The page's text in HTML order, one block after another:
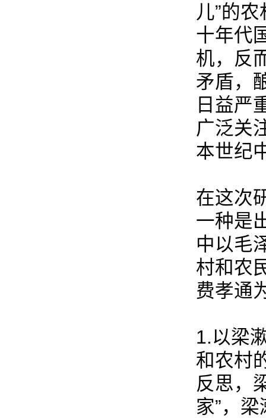
儿”的
十年代
机，反
矛盾，
日益严
广泛关
本世纪
在这次
一种是
中以毛
村和农
费孝通
1.以梁
和农村
反思，
家”，